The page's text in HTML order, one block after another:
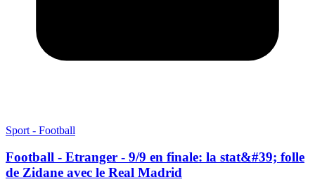
Sport - Football
Football - Etranger - 9/9 en finale: la stat&#39; folle
de Zidane avec le Real Madrid